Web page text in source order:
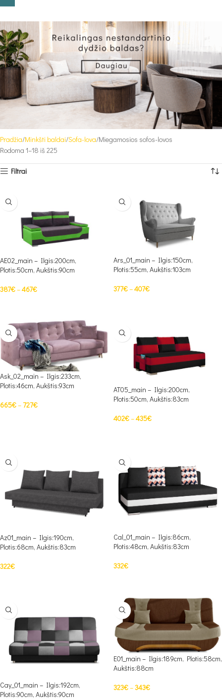
Pradžia Minkšti baldai Sofa-lova Miegamosios sofos-lovos
Rodoma 1–18 iš 225
Filtrai
AE02_main – Ilgis:200cm,
Plotis:50cm, Aukštis:90cm
387€–467€
Ars_01_main – Ilgis:150cm,
Plotis:55cm, Aukštis:103cm
377€–407€
Ask_02_main – Ilgis:233cm,
Plotis:46cm, Aukštis:93cm
665€– 727€
AT05_main – Ilgis:200cm,
Plotis:50cm, Aukštis:83cm
402€–435€
Az01_main – Ilgis:190cm,
Plotis:68cm, Aukštis:83cm
322€
Cal_01_main – Ilgis:86cm,
Plotis:48cm, Aukštis:83cm
332€
Cay_01_main – Ilgis:192cm,
Plotis:90cm, Aukštis:90cm
E01_main – Ilgis:189cm, Plotis:58cm,
Aukštis:88cm
323€–343€